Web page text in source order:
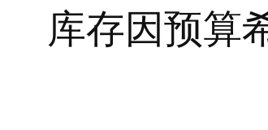
库存因预算